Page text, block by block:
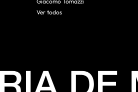
Ver todos